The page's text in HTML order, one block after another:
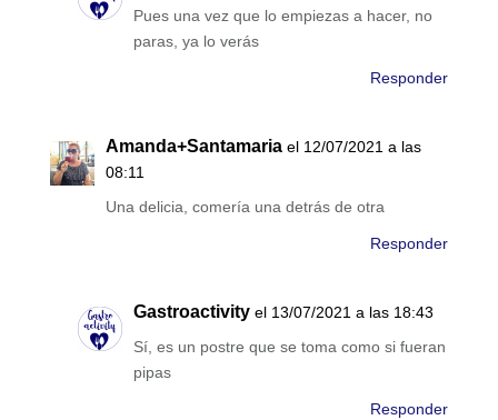
Pues una vez que lo empiezas a hacer, no
paras, ya lo verás
Responder
Amanda+Santamaria el 12/07/2021 a las
08:11
Una delicia, comería una detrás de otra
Responder
Gastroactivity el 13/07/2021 a las 18:43
Sí, es un postre que se toma como si fueran
pipas
Responder